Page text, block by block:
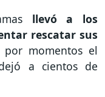
llevó a los
rescatar sus
momentos el
a cientos de